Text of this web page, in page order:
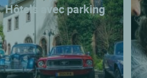
Hôtels avec parking